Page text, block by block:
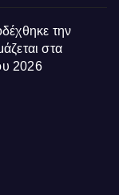
την
στα
2026